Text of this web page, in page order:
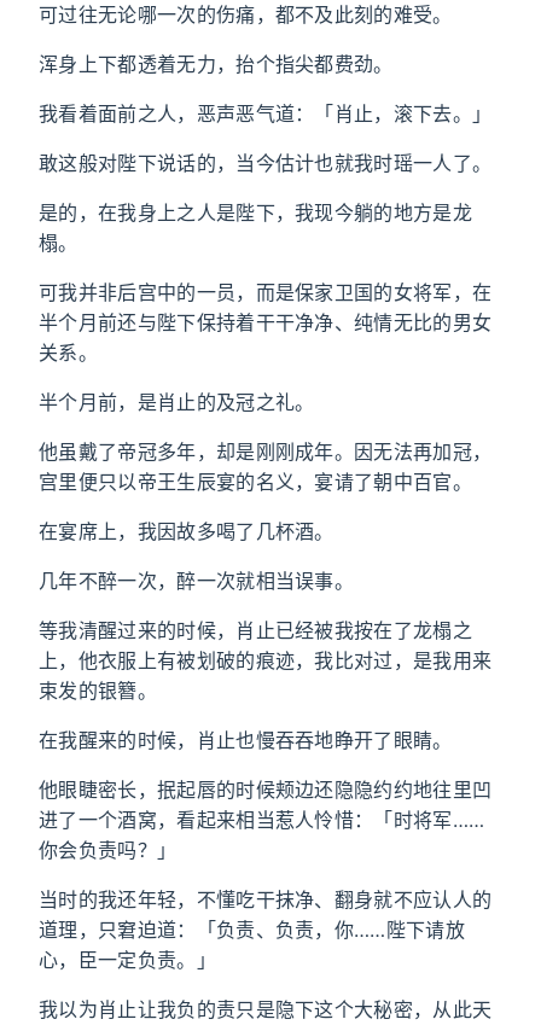
可过往无论哪一次的伤痛，都不及此刻的难受。
浑身上下都透着无力，抬个指尖都费劲。
我看着面前之人，恶声恶气道：「肖止，滚下去。」
敢这般对陛下说话的，当今估计也就我时瑶一人了。
是的，在我身上之人是陛下，我现今躺的地方是龙
榻。
可我并非后宫中的一员，而是保家卫国的女将军，在
半个月前还与陛下保持着干干净净、纯情无比的男女
关系。
半个月前，是肖止的及冠之礼。
他虽戴了帝冠多年，却是刚刚成年。因无法再加冠，
宫里便只以帝王生辰宴的名义，宴请了朝中百官。
在宴席上，我因故多喝了几杯酒。
几年不醉一次，醉一次就相当误事。
等我清醒过来的时候，肖止已经被我按在了龙榻之
上，他衣服上有被划破的痕迹，我比对过，是我用来
束发的银簪。
在我醒来的时候，肖止也慢吞吞地睁开了眼睛。
他眼睫密长，抿起唇的时候颊边还隐隐约约地往里凹
进了一个酒窝，看起来相当惹人怜惜：「时将军……
你会负责吗？」
当时的我还年轻，不懂吃干抹净、翻身就不应认人的
道理，只窘迫道：「负责、负责，你……陛下请放
心，臣一定负责。」
我以为肖止让我负的责只是隐下这个大秘密，从此天